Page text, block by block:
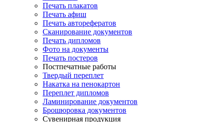
Печать плакатов
Печать афиш
Печать авторефератов
Сканирование документов
Печать дипломов
Фото на документы
Печать постеров
Постпечатные работы
Твердый переплет
Накатка на пенокартон
Переплет дипломов
Ламинирование документов
Брошюровка документов
Сувенирная продукция